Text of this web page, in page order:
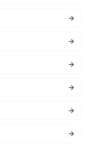
→
→
→
→
→
→